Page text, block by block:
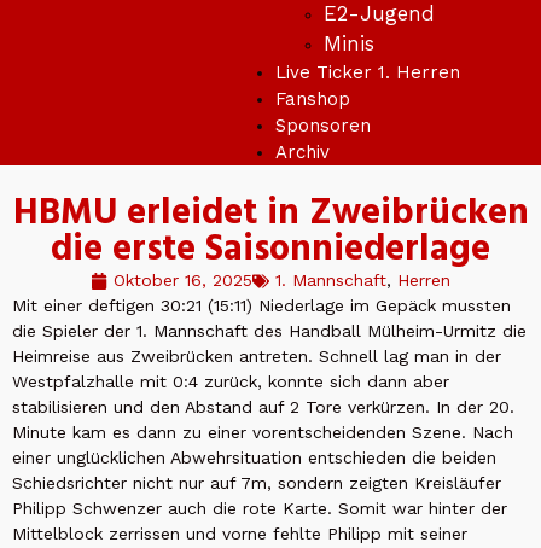
E2-Jugend
Minis
Live Ticker 1. Herren
Fanshop
Sponsoren
Archiv
HBMU erleidet in Zweibrücken
die erste Saisonniederlage
Oktober 16, 2025 1. Mannschaft, Herren
Mit einer deftigen 30:21 (15:11) Niederlage im Gepäck mussten
die Spieler der 1. Mannschaft des Handball Mülheim-Urmitz die
Heimreise aus Zweibrücken antreten. Schnell lag man in der
Westpfalzhalle mit 0:4 zurück, konnte sich dann aber
stabilisieren und den Abstand auf 2 Tore verkürzen. In der 20.
Minute kam es dann zu einer vorentscheidenden Szene. Nach
einer unglücklichen Abwehrsituation entschieden die beiden
Schiedsrichter nicht nur auf 7m, sondern zeigten Kreisläufer
Philipp Schwenzer auch die rote Karte. Somit war hinter der
Mittelblock zerrissen und vorne fehlte Philipp mit seiner